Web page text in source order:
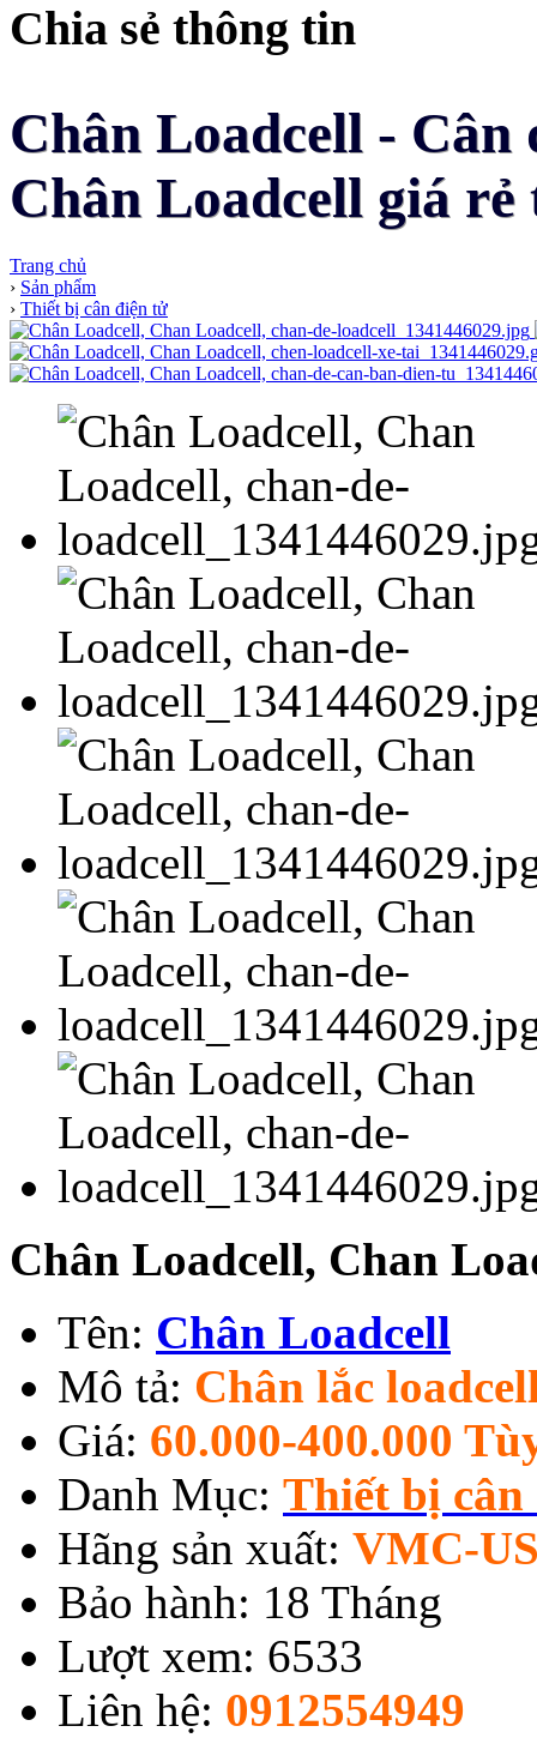
Chia sẻ thông tin
Chân Loadcell -
Chân Loadcell giá
Trang chủ
› Sản phẩm
› Thiết bị cân điện tử
Chân Loadcell, Chan
Tên: Chân Loadcell
Mô tả: Chân lắc
Giá: 60.000-400.000
Danh Mục: Thiết bị
Hãng sản xuất: VMC-
Bảo hành: 18 Tháng
Lượt xem: 6533
Liên hệ: 0912554949